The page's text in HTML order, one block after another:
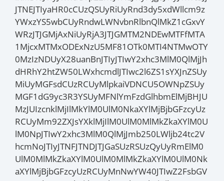
JTNEJTIyaHR0cCUzQSUyRiUyRnd3dy5xdWllcm9z
YWxzYS5wbCUyRndwLWNvbnRlbnQlMkZ1cGxvY
WRzJTJGMjAxNiUyRjA3JTJGMTM2NDEwMTFfMTA
1MjcxMTMxODExNzU5MF81OTk0MTI4NTMwOTY
0MzIzNDUyX28uanBnJTIyJTIwY2xhc3MlM0QlMjJh
dHRhY2htZW50LWxhcmdlJTIwc2l6ZS1sYXJnZSUy
MiUyMGFsdCUzRCUyMlpkaiVDNCU5OWNpZSUy
MGF1dG9yc3R3YSUyMFNlYmFzdGlhbmElMjBHJU
MzJUIzcnklMjIlMkYlM0UlM0NkaXYlMjBjbGFzcyUz
RCUyMm92ZXJsYXklMjIlM0UlM0MlMkZkaXYlM0U
lM0NpJTIwY2xhc3MlM0QlMjJmb250LWljb24tc2V
hcmNoJTIyJTNFJTNDJTJGaSUzRSUzQyUyRmElM0
UlM0MlMkZkaXYlM0UlM0MlMkZkaXYlM0UlM0Nk
aXYlMjBjbGFzcyUzRCUyMnNwYW40JTIwZ2FsbGV